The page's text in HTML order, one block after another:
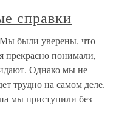
справки
были уверены, что
прекрасно понимали,
Однако мы не
трудно на самом деле.
мы приступили без